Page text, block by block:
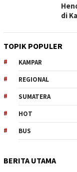
di
TOPIK POPULER
KAMPAR
REGIONAL
SUMATERA
HOT
BUS
BERITA UTAMA